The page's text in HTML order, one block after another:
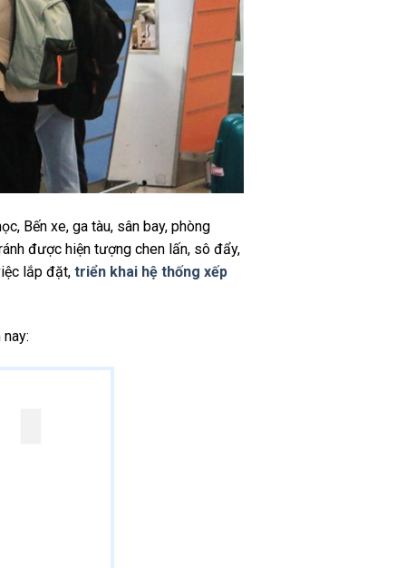
Bến xe, ga tàu, sân bay, phòng
được hiện tượng chen lấn, sô đẩy,
lắp đặt, triển khai hệ thống xếp